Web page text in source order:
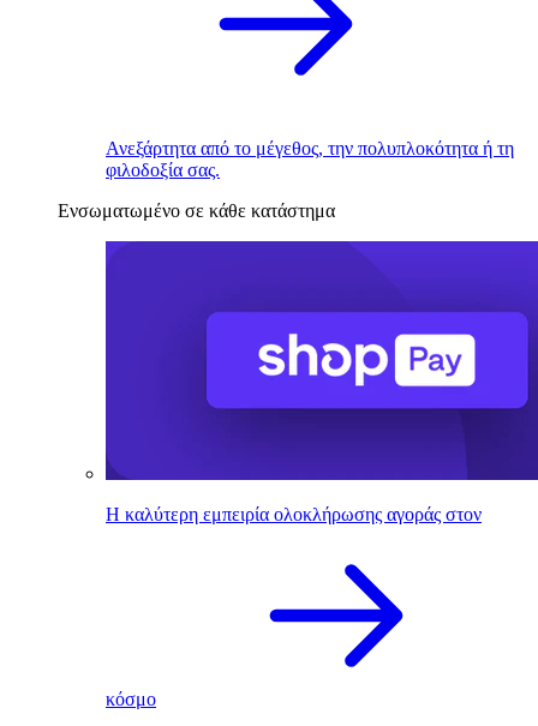
Ανεξάρτητα από το μέγεθος, την πολυπλοκότητα ή τη
φιλοδοξία σας.
Ενσωματωμένο σε κάθε κατάστημα
Η καλύτερη εμπειρία ολοκλήρωσης αγοράς στον
κόσμο